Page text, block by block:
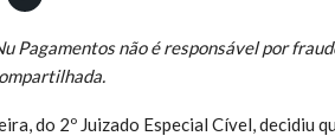
Pagamentos não é responsável por
do 2º Juizado Especial Cível, decidiu